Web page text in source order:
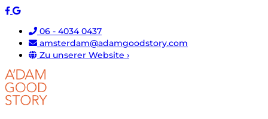
06 - 4034 0437
amsterdam@adamgoodstory.com
Zu unserer Website ›